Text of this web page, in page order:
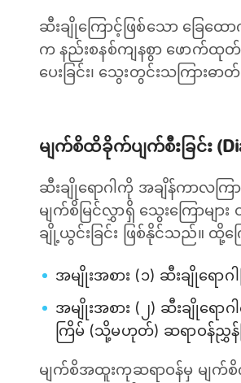
ဆီးချိုကြောင့်ဖြစ်သော ခြေထေ
က နည်းစနစ်ကျနစွာ ဖောက်ထုတ်ခ
ပေးခြင်း၊ သွေးတွင်းသကြာ
မျက်စိထိခိုက်ပျက်စီးခြင်း
ဆီးချိုရောဂါကို အချိန်ကာလကြ
မျက်စိမြင်လွှာရှိ သွေးကြောမျာ
ချို့ယွင်းခြင်း ဖြစ်နိုင်သည်။ ထို့က
အမျိုးအစား (၁) ဆီးချိုရောဂ
အမျိုးအစား (၂) ဆီးချိုရေ
ကြိမ် (သို့မဟုတ်) ဆရာဝန်ညွှ
မျက်စိအထူးကုဆရာဝန်မှ မျက်စိကို